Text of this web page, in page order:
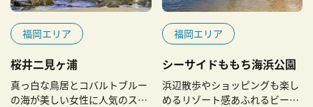
福岡エリア
桜井二見ヶ浦
真っ白な鳥居とコバルトブルー
の海が美しい女性に人気のスポ
福岡エリア
シーサイドももち海浜公園
浜辺散歩やショッピングも楽し
めるリゾート感あふれるビーチ